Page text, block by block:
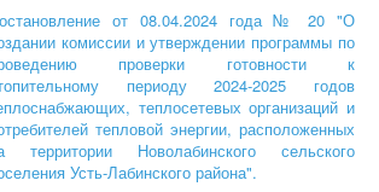
от 08.04.2024 года № 20 "О
комиссии и утверждении программы по
проверки готовности к
периоду 2024-2025 годов
теплосетевых организаций и
тепловой энергии, расположенных
территории Новолабинского сельского
Усть-Лабинского района".